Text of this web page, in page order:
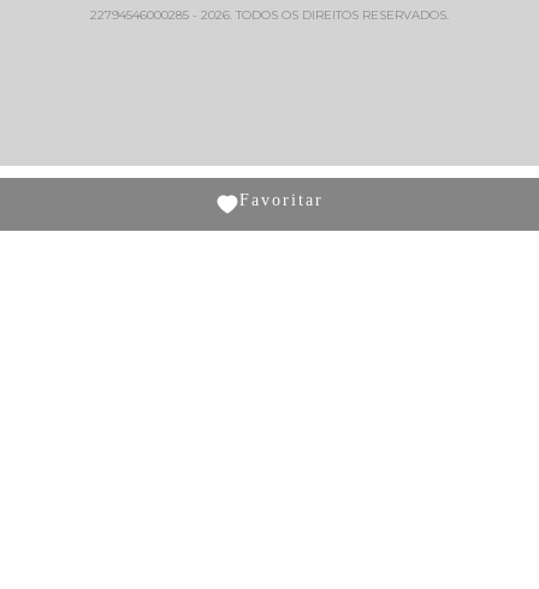
22794546000285 - 2026. TODOS OS DIREITOS RESERVADOS.